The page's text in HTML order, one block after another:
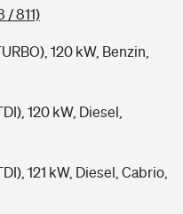
/ 811)
120 kW, Benzin,
120 kW, Diesel,
121 kW, Diesel, Cabrio,